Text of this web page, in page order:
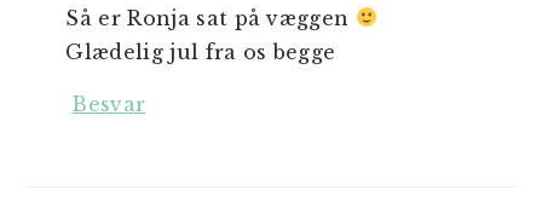
Så er Ronja sat på væggen
Glædelig jul fra os begge
Besvar